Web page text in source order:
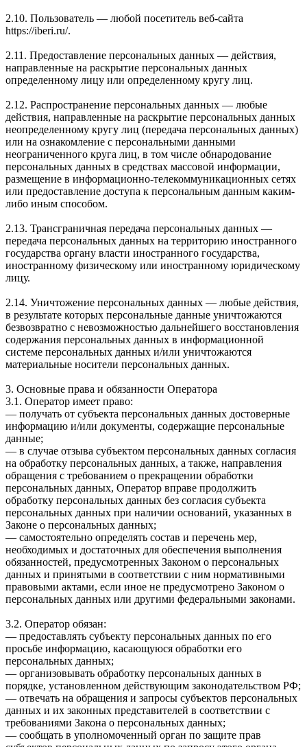
2.10. Пользователь — любой посетитель веб-сайта
https://iberi.ru/.
2.11. Предоставление персональных данных — действия,
направленные на раскрытие персональных данных
определенному лицу или определенному кругу лиц.
2.12. Распространение персональных данных — любые
действия, направленные на раскрытие персональных данных
неопределенному кругу лиц (передача персональных данных)
или на ознакомление с персональными данными
неограниченного круга лиц, в том числе обнародование
персональных данных в средствах массовой информации,
размещение в информационно-телекоммуникационных сетях
или предоставление доступа к персональным данным каким-
либо иным способом.
2.13. Трансграничная передача персональных данных —
передача персональных данных на территорию иностранного
государства органу власти иностранного государства,
иностранному физическому или иностранному юридическому
лицу.
2.14. Уничтожение персональных данных — любые действия,
в результате которых персональные данные уничтожаются
безвозвратно с невозможностью дальнейшего восстановления
содержания персональных данных в информационной
системе персональных данных и/или уничтожаются
материальные носители персональных данных.
3. Основные права и обязанности Оператора
3.1. Оператор имеет право:
— получать от субъекта персональных данных достоверные
информацию и/или документы, содержащие персональные
данные;
— в случае отзыва субъектом персональных данных согласия
на обработку персональных данных, а также, направления
обращения с требованием о прекращении обработки
персональных данных, Оператор вправе продолжить
обработку персональных данных без согласия субъекта
персональных данных при наличии оснований, указанных в
Законе о персональных данных;
— самостоятельно определять состав и перечень мер,
необходимых и достаточных для обеспечения выполнения
обязанностей, предусмотренных Законом о персональных
данных и принятыми в соответствии с ним нормативными
правовыми актами, если иное не предусмотрено Законом о
персональных данных или другими федеральными законами.
3.2. Оператор обязан:
— предоставлять субъекту персональных данных по его
просьбе информацию, касающуюся обработки его
персональных данных;
— организовывать обработку персональных данных в
порядке, установленном действующим законодательством РФ;
— отвечать на обращения и запросы субъектов персональных
данных и их законных представителей в соответствии с
требованиями Закона о персональных данных;
— сообщать в уполномоченный орган по защите прав